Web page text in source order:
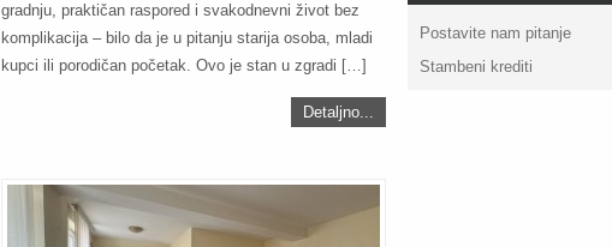
gradnju, praktičan raspored i svakodnevni život bez
komplikacija – bilo da je u pitanju starija osoba, mladi
kupci ili porodičan početak. Ovo je stan u zgradi […]
Detaljno...
Postavite nam pitanje
Stambeni krediti